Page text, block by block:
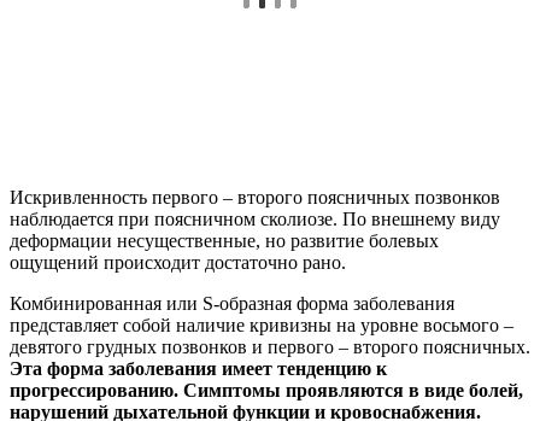
Искривленность первого – второго поясничных позвонков
наблюдается при поясничном сколиозе. По внешнему виду
деформации несущественные, но развитие болевых
ощущений происходит достаточно рано.
Комбинированная или S-образная форма заболевания
представляет собой наличие кривизны на уровне восьмого –
девятого грудных позвонков и первого – второго поясничных.
Эта форма заболевания имеет тенденцию к
прогрессированию. Симптомы проявляются в виде болей,
нарушений дыхательной функции и кровоснабжения.